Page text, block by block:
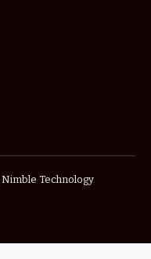
Nimble Technology.